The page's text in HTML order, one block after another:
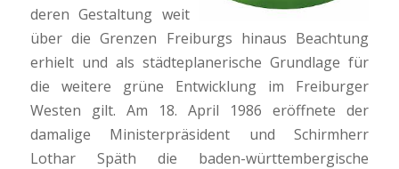
deren Gestaltung weit
über die Grenzen Freiburgs hinaus Beachtung
erhielt und als städteplanerische Grundlage für
die weitere grüne Entwicklung im Freiburger
Westen gilt. Am 18. April 1986 eröffnete der
damalige Ministerpräsident und Schirmherr
Lothar Späth die baden-württembergische